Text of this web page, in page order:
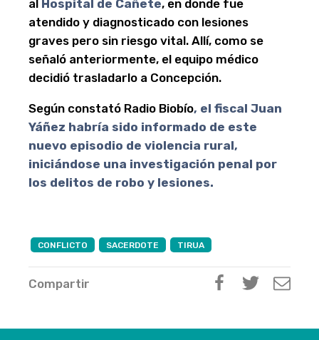
al Hospital de Cañete, en donde fue
atendido y diagnosticado con lesiones
graves pero sin riesgo vital. Allí, como se
señaló anteriormente, el equipo médico
decidió trasladarlo a Concepción.
Según constató Radio Biobío, el fiscal Juan
Yáñez habría sido informado de este
nuevo episodio de violencia rural,
iniciándose una investigación penal por
los delitos de robo y lesiones.
CONFLICTO SACERDOTE TIRUA
Compartir